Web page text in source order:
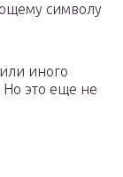
символу
иного
Но это еще не